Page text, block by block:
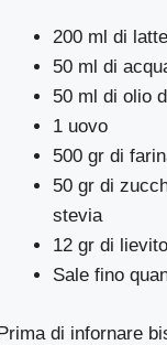
200 ml di latte
50 ml di
50 ml di olio
1 uovo
500 gr di
50 gr di
stevia
12 gr di
Sale fino
di infornare